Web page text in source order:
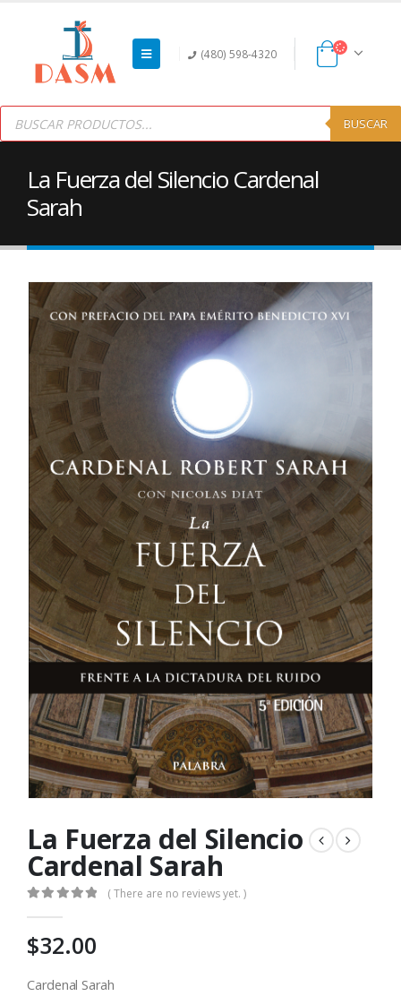
(480) 598-4320
Products
search BUSCAR
La Fuerza del Silencio Cardenal
Sarah
La Fuerza del Silencio
Cardenal Sarah
( There are no reviews yet. )
$32.00
Cardenal Sarah